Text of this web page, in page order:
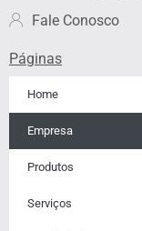
Fale Conosco
Páginas
Home
Empresa
Produtos
Serviços